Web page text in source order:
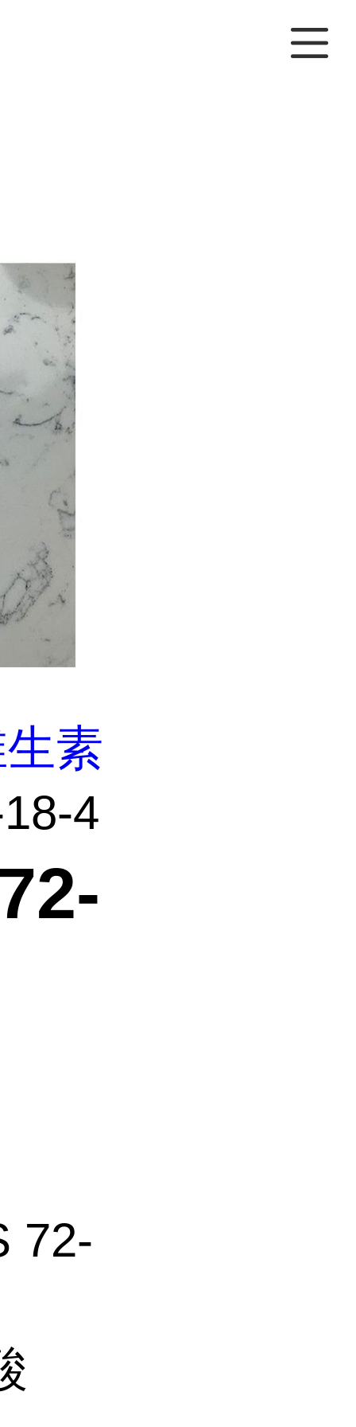
素
4
72-